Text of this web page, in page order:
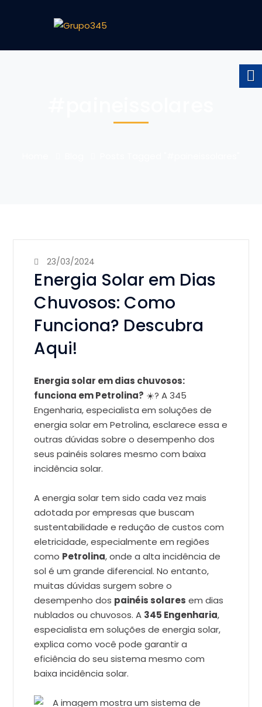
23/03/2024
Energia Solar em Dias
Chuvosos: Como
Funciona? Descubra
Aqui!
Energia solar em dias chuvosos:
funciona em Petrolina? ☀️?️ A 345
Engenharia,especialista em soluções de
energia solar em Petrolina,esclarece essa e
outras dúvidas sobre o desempenho dos
seus painéis solares mesmo com baixa
incidência solar.
A energia solar tem sido cada vez mais
adotada por empresas que buscam
sustentabilidade e redução de custos com
eletricidade, especialmente em regiões
como Petrolina, onde a alta incidência de
sol é um grande diferencial. No entanto,
muitas dúvidas surgem sobre o
desempenho dos painéis solares em dias
nublados ou chuvosos. A 345 Engenharia,
especialista em soluções de energia solar,
explica como você pode garantir a
eficiência do seu sistema mesmo com
baixa incidência solar.